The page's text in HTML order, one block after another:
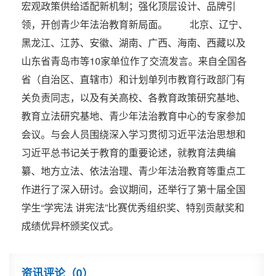
宏观政策供给适配新机制；强化顶层设计、品牌引
领，开创青少年法治教育新局面。 北京、辽宁、
黑龙江、江苏、安徽、湖南、广西、海南、西藏以及
山东省青岛市等10家单位作了交流发言。来自全国各
省（自治区、直辖市）和计划单列市教育行政部门有
关负责同志，以及有关高校、各教育政策研究基地、
教育立法研究基地、青少年法治教育中心的专家参加
会议。与会人员围绕深入学习贯彻习近平法治思想和
习近平总书记关于教育的重要论述，就教育法典编
纂、地方立法、依法治理、青少年法治教育等重点工
作进行了深入研讨。会议期间，还举行了第十届全国
学生“学宪法 讲宪法”比赛优秀组织奖、特别贡献奖和
成绩优异杯颁奖仪式。